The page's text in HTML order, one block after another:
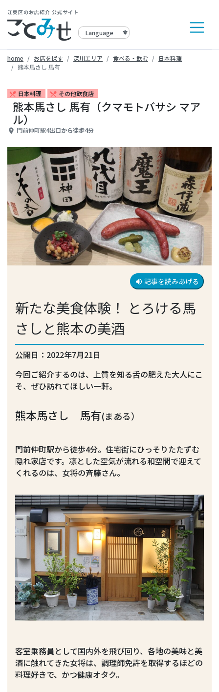
江東区のお店紹介 公式サイト
home お店を探す 深川エリア 食べる・飲む
日本料理
熊本馬さし 馬有
restaurant_menu 日本料理 restaurant_menu その他飲食店
熊本馬さし 馬有（クマモトバサシ マア
ル）
place 門前仲町駅4出口から徒歩4分
volume_up 記事を読みあげる
新たな美食体験！ とろける馬
さしと熊本の美酒
公開日：2022年7月21日
今回ご紹介するのは、上質を知る舌の肥えた大人にこ
そ、ぜひ訪れてほしい一軒。
熊本馬さし 馬有(まある）
門前仲町駅から徒歩4分。住宅街にひっそりたたずむ
隠れ家店です。凛とした空気が流れる和空間で迎えて
くれるのは、女将の斉藤さん。
客室乗務員として国内外を飛び回り、各地の美味と美
酒に触れてきた女将は、調理師免許を取得するほどの
料理好きで、かつ健康オタク。